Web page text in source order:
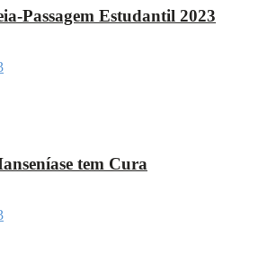
Passagem Estudantil 2023
tem Cura